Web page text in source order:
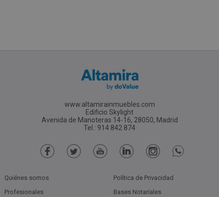
www.altamirainmuebles.com
Edificio Skylight
Avenida de Manoteras 14-16, 28050, Madrid
Tel.: 914 842 874
Quiénes somos
Profesionales
Política de Privacidad
Bases Notariales